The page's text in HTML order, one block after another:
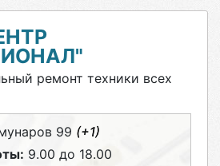
ремонт техники всех
99 (+1)
9.00 до 18.00